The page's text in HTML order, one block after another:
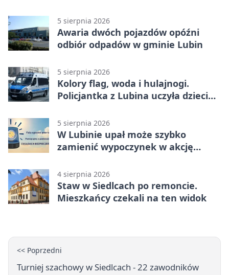
5 sierpnia 2026
Awaria dwóch pojazdów opóźni
odbiór odpadów w gminie Lubin
5 sierpnia 2026
Kolory flag, woda i hulajnogi.
Policjantka z Lubina uczyła dzieci
5 sierpnia 2026
W Lubinie upał może szybko
zamienić wypoczynek w akcję
4 sierpnia 2026
Staw w Siedlcach po remoncie.
Mieszkańcy czekali na ten widok
<< Poprzedni
Turniej szachowy w Siedlcach - 22 zawodników